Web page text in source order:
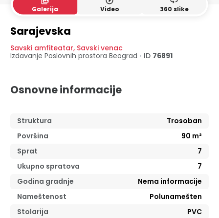
Galerija Video 360 slike
Sarajevska
Savski amfiteatar, Savski venac
Izdavanje Poslovnih prostora Beograd • ID 76891
Osnovne informacije
Struktura
Trosoban
Površina
90 m²
Sprat
7
Ukupno spratova
7
Godina gradnje
Nema informacije
Nameštenost
Polunamešten
Stolarija
PVC